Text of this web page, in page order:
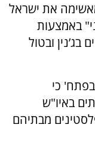
את ישראל
באמצעות
ובטול
כי
באיו"ש
מבתיהם